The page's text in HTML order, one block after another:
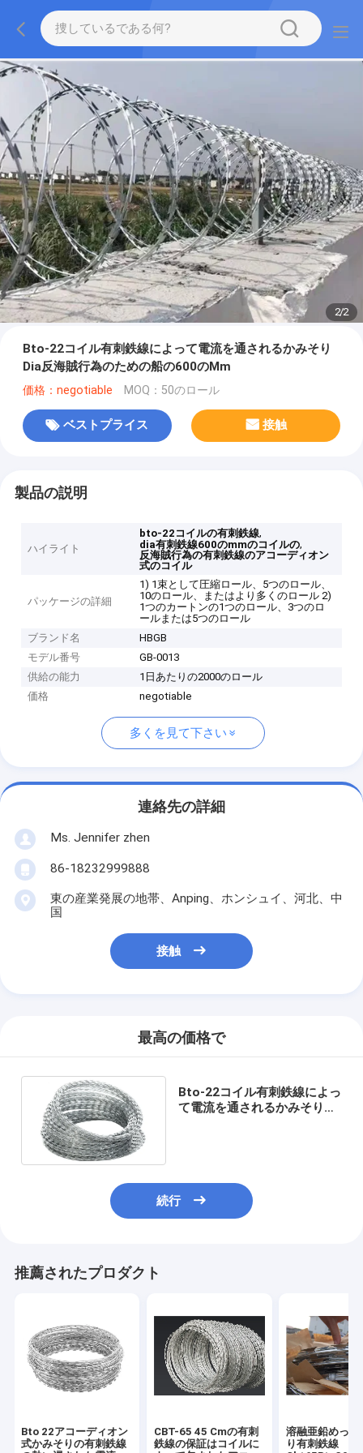
2/2
Bto-22コイル有刺鉄線によって電流を通されるかみそり
Dia反海賊行為のための船の600のMm
価格：negotiable MOQ：50のロール
ベストプライス 接触
製品の説明
ハイライト
bto-22コイルの有刺鉄線,
dia有刺鉄線600のmmのコイルの,
反海賊行為の有刺鉄線のアコーディオン
式のコイル
パッケージの詳細
1) 1束として圧縮ロール、5つのロール、
10のロール、またはより多くのロール 2)
1つのカートンの1つのロール、3つのロ
ールまたは5つのロール
ブランド名
HBGB
モデル番号
GB-0013
供給の能力
1日あたりの2000のロール
価格
negotiable
多くを見て下さい
連絡先の詳細
Ms. Jennifer zhen
86-18232999888
東の産業発展の地帯、Anping、ホンシュイ、河北、中
国
接触
最高の価格で
Bto-22コイル有刺鉄線によっ
て電流を通されるかみそり
続行
推薦されたプロダクト
Bto 22アコーディオン
式かみそりの有刺鉄線
CBT-65 45 Cmの有刺
鉄線の保証はコイルに
溶融亜鉛めっき
り有刺鉄線